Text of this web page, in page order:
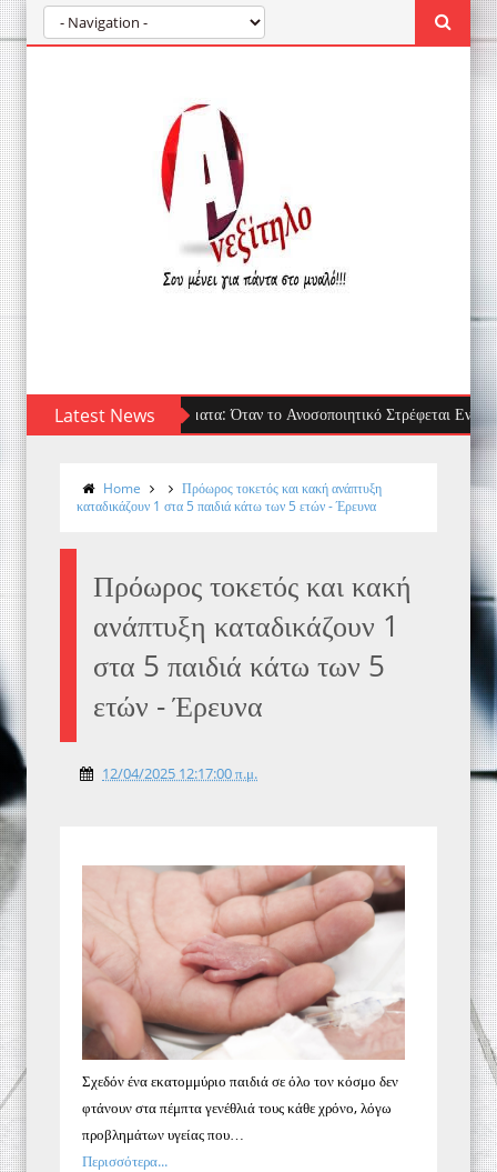
Latest News Τσίμπημα μέδουσας: πρώτες βοήθειες, τι να
Home
Πρόωρος τοκετός και κακή ανάπτυξη
καταδικάζουν 1 στα 5 παιδιά κάτω των 5 ετών - Έρευνα
Πρόωρος τοκετός και κακή
ανάπτυξη καταδικάζουν 1
στα 5 παιδιά κάτω των 5
ετών - Έρευνα
12/04/2025 12:17:00 π.μ.
Σχεδόν ένα εκατομμύριο παιδιά σε όλο τον κόσμο δεν
φτάνουν στα πέμπτα γενέθλιά τους κάθε χρόνο, λόγω
προβλημάτων υγείας που…
Περισσότερα...